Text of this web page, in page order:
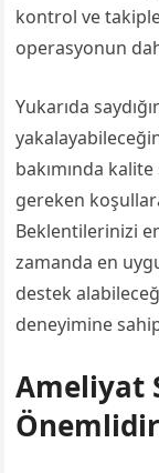
kontrol ve
operasyonun
Yukarıda
bakımında
gereken
Beklentilerinizi
zamanda en
destek
deneyimine
Ameliyat